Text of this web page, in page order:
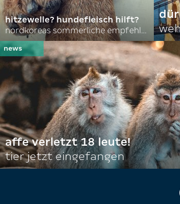
hitzewelle? hundefleisch hilft?
nordkoreas sommerliche empfehlungen
affe verletzt 18 leute!
tier jetzt eingefangen